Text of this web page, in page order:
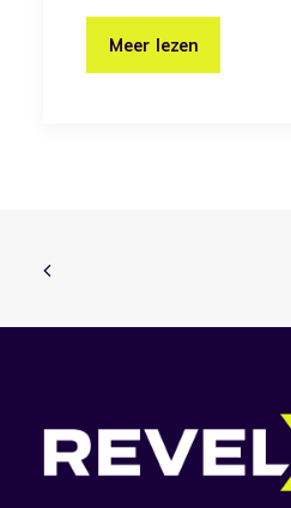
Meer lezen